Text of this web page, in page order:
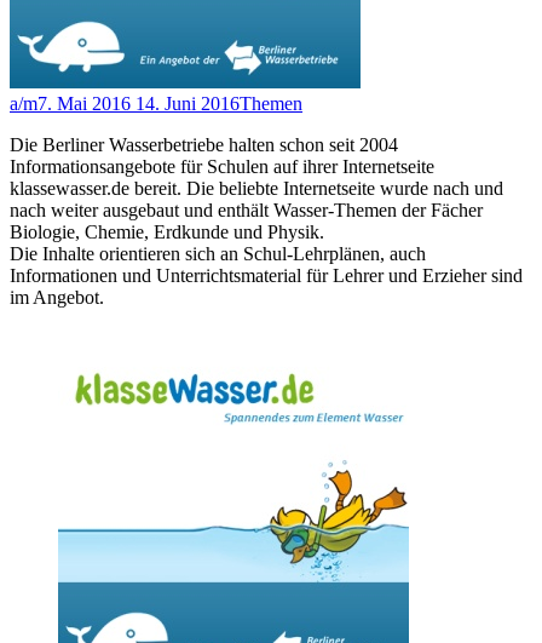
a/m7. Mai 2016 14. Juni 2016Themen
Die Berliner Wasserbetriebe halten schon seit 2004
Informationsangebote für Schulen auf ihrer Internetseite
klassewasser.de bereit. Die beliebte Internetseite wurde nach und
nach weiter ausgebaut und enthält Wasser-Themen der Fächer
Biologie, Chemie, Erdkunde und Physik.
Die Inhalte orientieren sich an Schul-Lehrplänen, auch
Informationen und Unterrichtsmaterial für Lehrer und Erzieher sind
im Angebot.